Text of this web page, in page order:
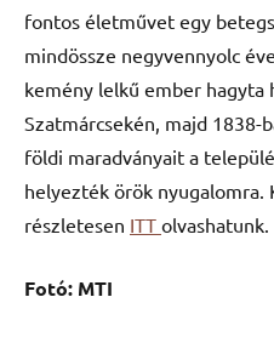
fontos életművet egy
mindössze negyvennyolc
kemény lelkű ember hagyta
Szatmárcsekén, majd
földi maradványait a
helyezték örök nyugalomra.
részletesen ITT olvashatunk.
Fotó: MTI